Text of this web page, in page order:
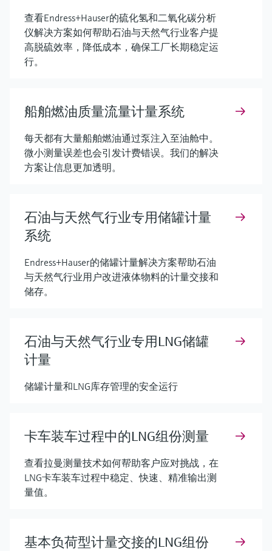
查看Endress+Hauser的硫化氢和二氧化碳分析
仪解决方案如何帮助石油与天然气行业客户提
高脱硫效率，降低成本，确保工厂长期稳定运
行。
船舶燃油质量流量计量系统
每天都有大量船舶燃油通过泵注入至油舱中。
微小测量误差也会引发计费错误。我们的解决
方案让信息更加透明。
石油与天然气行业专用储罐计量
系统
Endress+Hauser的储罐计量解决方案帮助石油
与天然气行业用户改进液体物料的计量交接和
储存。
石油与天然气行业专用LNG储罐
计量
储罐计量和LNG库存管理的安全运行
卡车装车过程中的LNG组份测量
查看拉曼测量技术如何帮助客户应对挑战，在
LNG卡车装车过程中稳定、快速、精准输出测
量值。
基本负荷型计量交接的LNG组份